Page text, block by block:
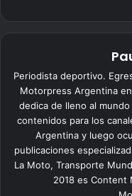
Periodista deportivo.
Motorpress Argentina
dedica de lleno al
contenidos para los
Argentina y luego
publicaciones
La Moto, Transporte
2018 es Content